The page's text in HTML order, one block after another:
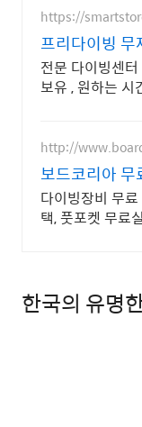
https://
프리다이빙 무
PADI 공식 2
전문 다이빙센
보유 , 원하는 시
보유
http://
보드코리아 무
다이빙장비 무
택, 풋포켓 무료
한국의 유명